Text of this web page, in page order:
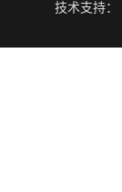
技术支持：